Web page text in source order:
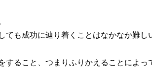
ても成功に辿り着くことはなかなか難し
ること、つまりふりかえることによっ